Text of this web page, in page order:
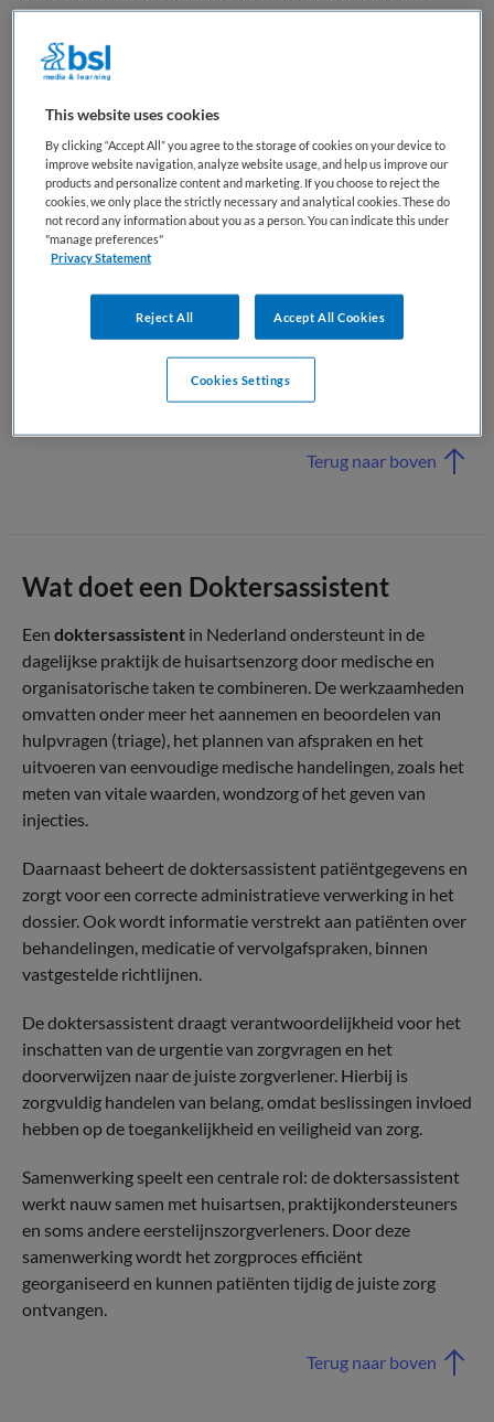
professionele rol kenmerkt zich door het fungeren als
schakel tussen patiënt en zorgverlener. De doktersassistent
draagt bij aan het structureren van zorgprocessen en het
basiskennis en communicatieve vaardigheden essentieel
zijn.
Binnen het beroep gelden beroepsstandaarden en
richtlijnen die aansluiten bij de kwaliteitseisen in de
eerstelijnszorg. In het Nederlandse zorglandschap neemt de
huisartsenzorg. Als onderdeel van het praktijkteam
ondersteunt deze professional de continuïteit en efficiëntie
van de zorgverlening. Daarmee draagt de functie bij aan een
goed functionerende, laagdrempelige toegang tot medische
zorg voor patiënten.
Terug naar boven
Wat doet een Doktersassistent
Een doktersassistent in Nederland ondersteunt in de
dagelijkse praktijk de huisartsenzorg door medische en
organisatorische taken te combineren. De werkzaamheden
omvatten onder meer het aannemen en beoordelen van
hulpvragen (triage), het plannen van afspraken en het
uitvoeren van eenvoudige medische handelingen, zoals het
meten van vitale waarden, wondzorg of het geven van
injecties.
Daarnaast beheert de doktersassistent patiëntgegevens en
zorgt voor een correcte administratieve verwerking in het
dossier. Ook wordt informatie verstrekt aan patiënten over
behandelingen, medicatie of vervolgafspraken, binnen
vastgestelde richtlijnen.
De doktersassistent draagt verantwoordelijkheid voor het
inschatten van de urgentie van zorgvragen en het
doorverwijzen naar de juiste zorgverlener. Hierbij is
zorgvuldig handelen van belang, omdat beslissingen invloed
hebben op de toegankelijkheid en veiligheid van zorg.
Samenwerking speelt een centrale rol: de doktersassistent
werkt nauw samen met huisartsen, praktijkondersteuners
en soms andere eerstelijnszorgverleners. Door deze
samenwerking wordt het zorgproces efficiënt
georganiseerd en kunnen patiënten tijdig de juiste zorg
ontvangen.
Terug naar boven
This website uses cookies
By clicking “Accept All” you agree to the storage of cookies on your device to
improve website navigation, analyze website usage, and help us improve our
products and personalize content and marketing. If you choose to reject the
cookies, we only place the strictly necessary and analytical cookies. These do
not record any information about you as a person. You can indicate this under
"manage preferences"
Privacy Statement
Reject All Accept All Cookies
Cookies Settings